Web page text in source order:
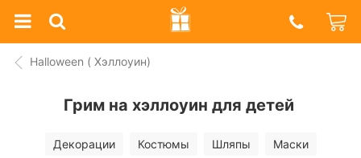
Prazdnik
Shop
Halloween ( Хэллоуин)
Грим на хэллоуин для детей
Декорации Костюмы Шляпы Маски